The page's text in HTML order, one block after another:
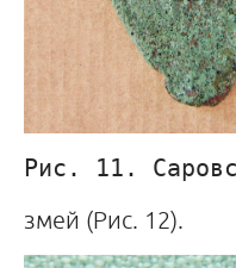
Рис. 11.
змей (Рис. 12).